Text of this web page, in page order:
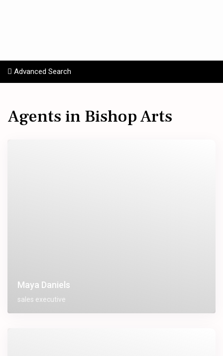
Advanced Search
Agents in Bishop Arts
Maya Daniels
sales executive